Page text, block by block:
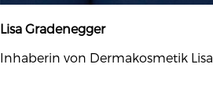
Lisa Gradenegger
Inhaberin von Dermakosmetik Lisa